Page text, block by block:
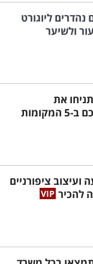
נהדרים ליוגורט
ולשיער
את
הסמארטפון שלכם ב-5 המקומות
ועיצוב ציפורניים
להכיר